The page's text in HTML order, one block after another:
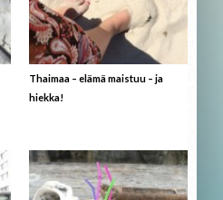
Thaimaa – elämä maistuu – ja
hiekka!